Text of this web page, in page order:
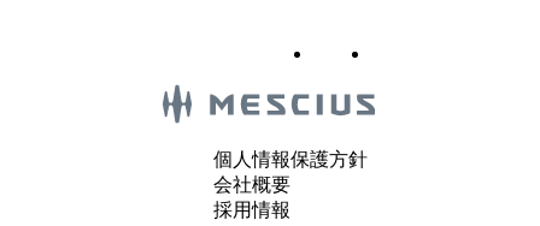
個人情報保護方針
会社概要
採用情報